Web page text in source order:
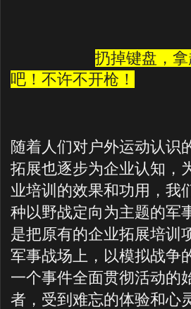
扔掉键盘，
吧！不许不开枪！
随着人们对户外运动认识
拓展也逐步为企业认知，
业培训的效果和功用，我
种以野战定向为主题的军
是把原有的企业拓展培训
军事战场上，以模拟战争
一个事件全面贯彻活动的
者，受到难忘的体验和心